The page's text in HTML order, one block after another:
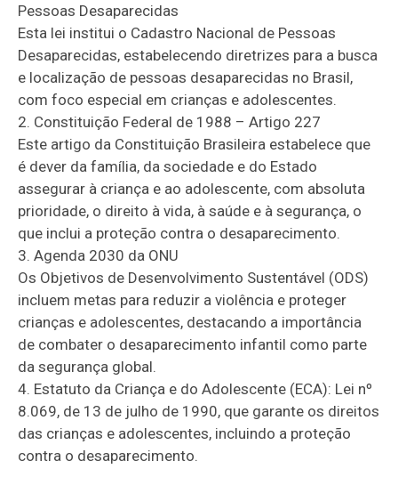
Pessoas Desaparecidas
Esta lei institui o Cadastro Nacional de Pessoas
Desaparecidas, estabelecendo diretrizes para a busca
e localização de pessoas desaparecidas no Brasil,
com foco especial em crianças e adolescentes.
2. Constituição Federal de 1988 – Artigo 227
Este artigo da Constituição Brasileira estabelece que
é dever da família, da sociedade e do Estado
assegurar à criança e ao adolescente, com absoluta
prioridade, o direito à vida, à saúde e à segurança, o
que inclui a proteção contra o desaparecimento.
3. Agenda 2030 da ONU
Os Objetivos de Desenvolvimento Sustentável (ODS)
incluem metas para reduzir a violência e proteger
crianças e adolescentes, destacando a importância
de combater o desaparecimento infantil como parte
da segurança global.
4. Estatuto da Criança e do Adolescente (ECA): Lei nº
8.069, de 13 de julho de 1990, que garante os direitos
das crianças e adolescentes, incluindo a proteção
contra o desaparecimento.